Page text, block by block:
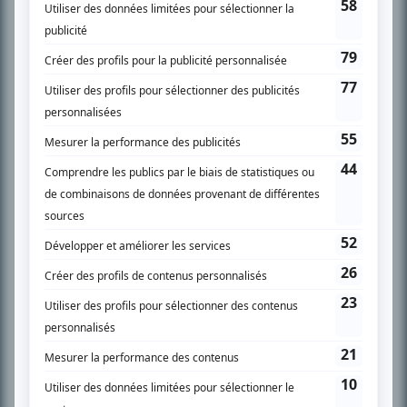
SUR LE RÉSEAU BIZZ MÉDIA
PLAN DU SITE
Accueil
Liste des oeuvres
Recherche avancée
À propos
Nous contacter
Termes et conditions
Politique de confidentialité
Gestion du consentement